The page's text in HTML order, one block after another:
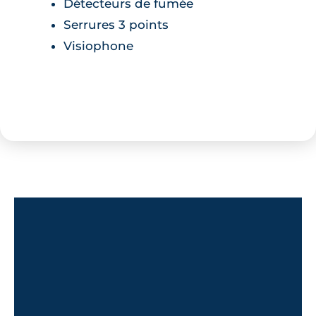
Détecteurs de fumée
Serrures 3 points
Visiophone